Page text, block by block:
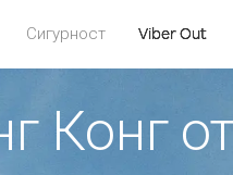
Сигурност Viber Out
Конг